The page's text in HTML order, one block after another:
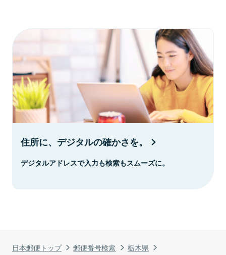
日本郵便トップ 郵便番号検索
栃木県
住所に、デジタルの確かさを。
デジタルアドレスで入力も検索もスムーズに。